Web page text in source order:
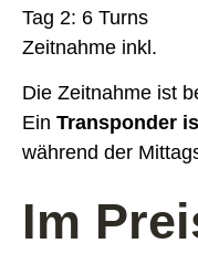
Tag 2: 6 Turns
Zeitnahme inkl.
Die Zeitnahme ist
Ein Transponder
während der
Im